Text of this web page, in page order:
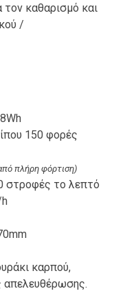
τον καθαρισμό και
/
150 φορές
πλήρη φόρτιση)
στροφές το λεπτό
καρπού,
απελευθέρωσης.